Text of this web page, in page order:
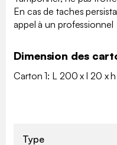
En cas de taches
appel à un professionnel
Dimension des
Carton 1: L 200 x l 20 x
Type